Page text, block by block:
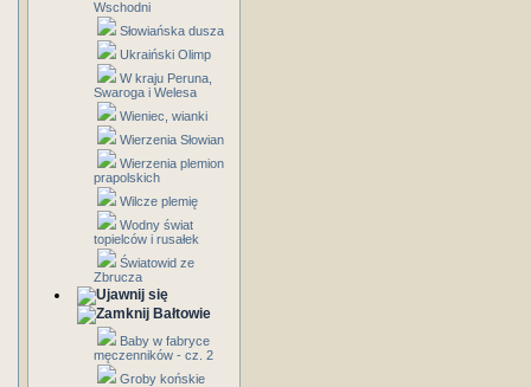
Wschodni
Słowiańska dusza
Ukraiński Olimp
W kraju Peruna,
Swaroga i Welesa
Wieniec, wianki
Wierzenia Słowian
Wierzenia plemion
prapolskich
Wilcze plemię
Wodny świat
topielców i rusałek
Światowid ze
Zbrucza
Bałtowie
Baby w fabryce
męczenników - cz. 2
Groby końskie